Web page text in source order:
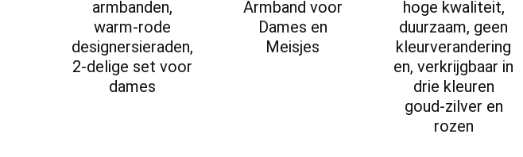
armbanden,
warm-rode
designersieraden,
2-delige set voor
dames
Armband voor
Dames en
Meisjes
hoge kwaliteit,
duurzaam, geen
kleurverandering
en, verkrijgbaar in
drie kleuren
goud-zilver en
rozen